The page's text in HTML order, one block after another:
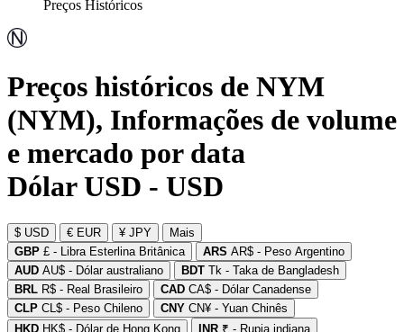
Preços Históricos
Preços históricos de NYM
(NYM), Informações de volume
e mercado por data
Dólar USD - USD
$ USD € EUR ¥ JPY
Mais
GBP £ - Libra Esterlina Britânica ARS AR$ - Peso Argentino
AUD AU$ - Dólar australiano BDT Tk - Taka de Bangladesh
BRL R$ - Real Brasileiro CAD CA$ - Dólar Canadense
CLP CL$ - Peso Chileno CNY CN¥ - Yuan Chinês
HKD HK$ - Dólar de Hong Kong INR ₹ - Rupia indiana